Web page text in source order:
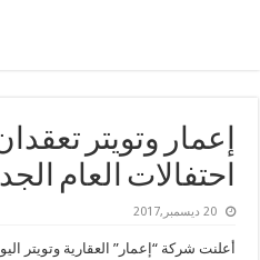
إعمار وتويتر
احتفالات العام
20 ديسمبر,2017
أعلنت شركة “إعمار” العقارية وتويتر